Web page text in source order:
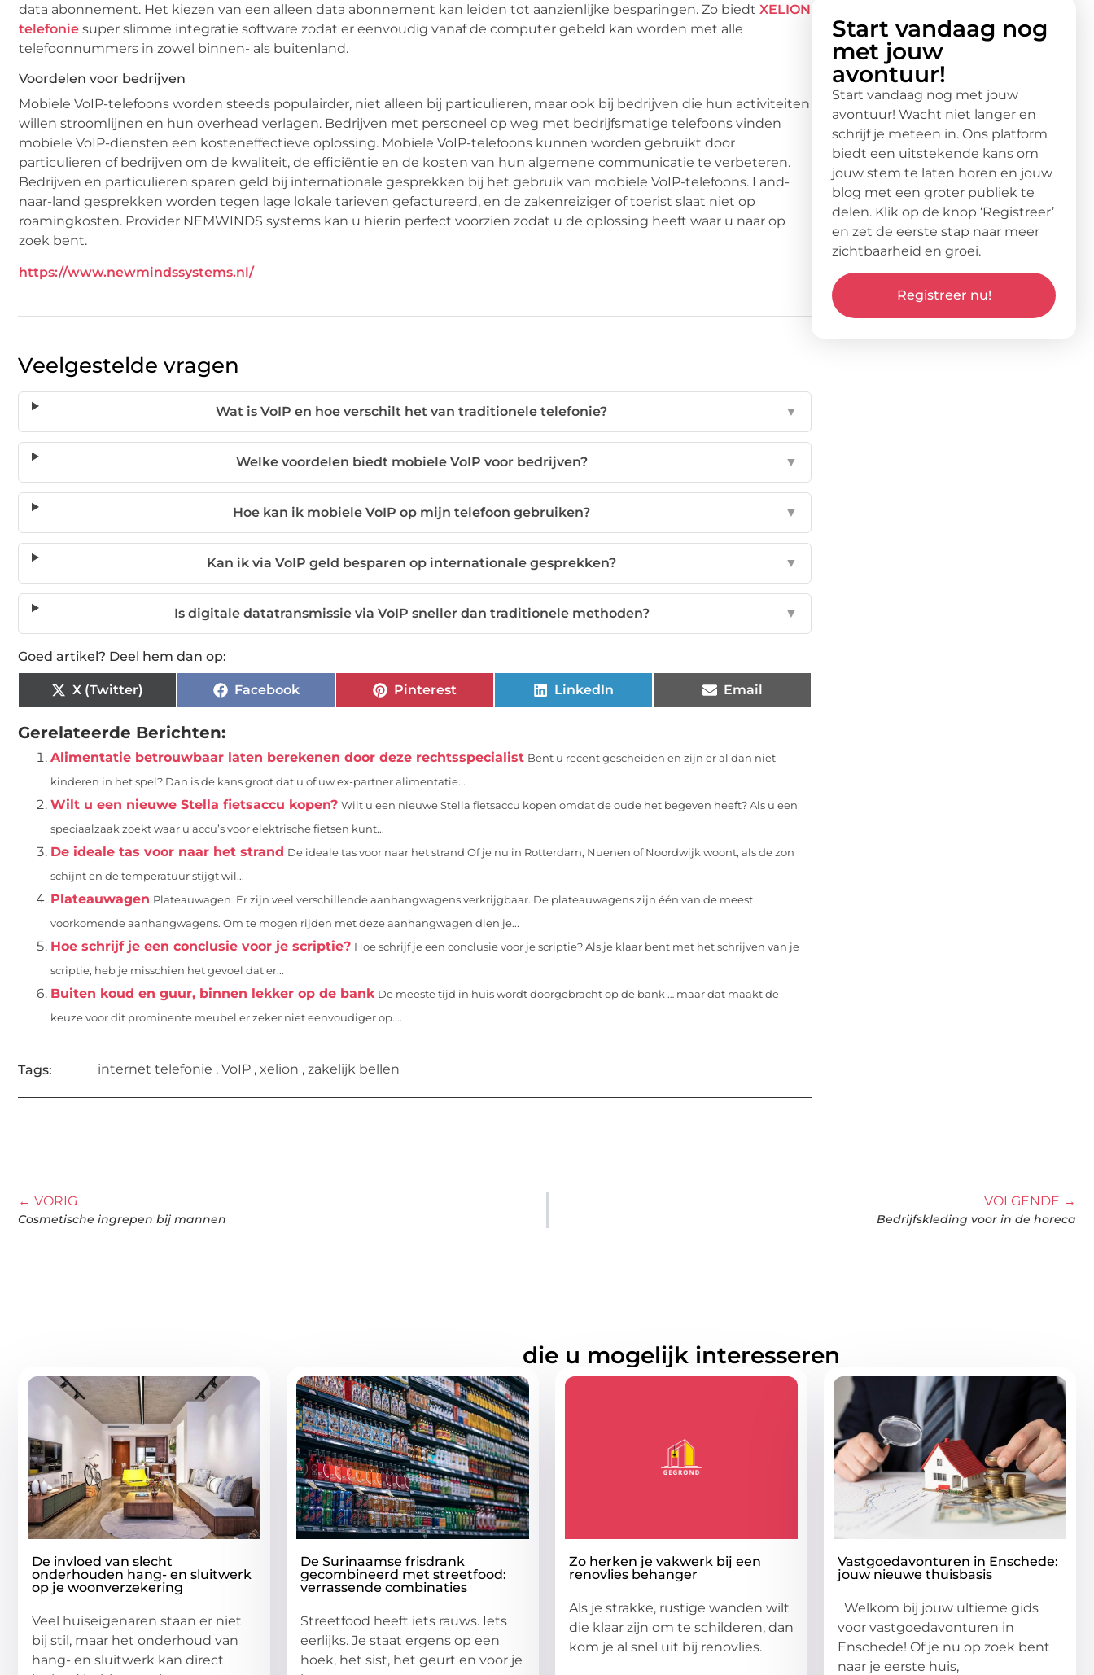
data abonnement. Het kiezen van een alleen data abonnement kan leiden tot aanzienlijke besparingen. Zo biedt XELION
telefonie super slimme integratie software zodat er eenvoudig vanaf de computer gebeld kan worden met alle
telefoonnummers in zowel binnen- als buitenland.
Voordelen voor bedrijven
Mobiele VoIP-telefoons worden steeds populairder, niet alleen bij particulieren, maar ook bij bedrijven die hun activiteiten
willen stroomlijnen en hun overhead verlagen. Bedrijven met personeel op weg met bedrijfsmatige telefoons vinden
mobiele VoIP-diensten een kosteneffectieve oplossing. Mobiele VoIP-telefoons kunnen worden gebruikt door
particulieren of bedrijven om de kwaliteit, de efficiëntie en de kosten van hun algemene communicatie te verbeteren.
Bedrijven en particulieren sparen geld bij internationale gesprekken bij het gebruik van mobiele VoIP-telefoons. Land-
naar-land gesprekken worden tegen lage lokale tarieven gefactureerd, en de zakenreiziger of toerist slaat niet op
roamingkosten. Provider NEMWINDS systems kan u hierin perfect voorzien zodat u de oplossing heeft waar u naar op
zoek bent.
https://www.newmindssystems.nl/
Veelgestelde vragen
Wat is VoIP en hoe verschilt het van traditionele telefonie? ▼
Welke voordelen biedt mobiele VoIP voor bedrijven? ▼
Hoe kan ik mobiele VoIP op mijn telefoon gebruiken? ▼
Kan ik via VoIP geld besparen op internationale gesprekken? ▼
Is digitale datatransmissie via VoIP sneller dan traditionele methoden? ▼
Goed artikel? Deel hem dan op:
X (Twitter) Facebook Pinterest LinkedIn Email
Gerelateerde Berichten:
Alimentatie betrouwbaar laten berekenen door deze rechtsspecialist Bent u recent gescheiden en zijn er al dan niet
kinderen in het spel? Dan is de kans groot dat u of uw ex-partner alimentatie...
Wilt u een nieuwe Stella fietsaccu kopen? Wilt u een nieuwe Stella fietsaccu kopen omdat de oude het begeven heeft? Als u een
speciaalzaak zoekt waar u accu’s voor elektrische fietsen kunt...
De ideale tas voor naar het strand De ideale tas voor naar het strand Of je nu in Rotterdam, Nuenen of Noordwijk woont, als de zon
schijnt en de temperatuur stijgt wil...
Plateauwagen Plateauwagen Er zijn veel verschillende aanhangwagens verkrijgbaar. De plateauwagens zijn één van de meest
voorkomende aanhangwagens. Om te mogen rijden met deze aanhangwagen dien je...
Hoe schrijf je een conclusie voor je scriptie? Hoe schrijf je een conclusie voor je scriptie? Als je klaar bent met het schrijven van je
scriptie, heb je misschien het gevoel dat er...
Buiten koud en guur, binnen lekker op de bank De meeste tijd in huis wordt doorgebracht op de bank … maar dat maakt de
keuze voor dit prominente meubel er zeker niet eenvoudiger op....
Tags: internet telefonie , VoIP, xelion , zakelijk bellen
Start vandaag nog
met jouw
avontuur!
Start vandaag nog met jouw
avontuur! Wacht niet langer en
schrijf je meteen in. Ons platform
biedt een uitstekende kans om
jouw stem te laten horen en jouw
blog met een groter publiek te
delen. Klik op de knop ‘Registreer’
en zet de eerste stap naar meer
zichtbaarheid en groei.
Registreer nu!
← VORIG
Cosmetische ingrepen bij mannen
VOLGENDE →
Bedrijfskleding voor in de horeca
die u mogelijk interesseren
De invloed van slecht
onderhouden hang- en sluitwerk
op je woonverzekering
Veel huiseigenaren staan er niet
bij stil, maar het onderhoud van
hang- en sluitwerk kan direct
De Surinaamse frisdrank
gecombineerd met streetfood:
verrassende combinaties
Streetfood heeft iets rauws. Iets
eerlijks. Je staat ergens op een
hoek, het sist, het geurt en voor je
Zo herken je vakwerk bij een
renovlies behanger
Als je strakke, rustige wanden wilt
die klaar zijn om te schilderen, dan
kom je al snel uit bij renovlies.
Vastgoedavonturen in Enschede:
jouw nieuwe thuisbasis
Welkom bij jouw ultieme gids
voor vastgoedavonturen in
Enschede! Of je nu op zoek bent
naar je eerste huis,